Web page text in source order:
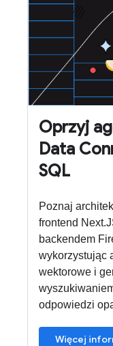
Oprzyj
Data
SQL
Poznaj
frontend
backendem
wykorzystując
wektorowe i
odpowiedzi
Więcej